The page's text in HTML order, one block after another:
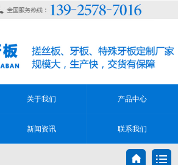
关于我们 产品中心
新闻资讯 联系我们